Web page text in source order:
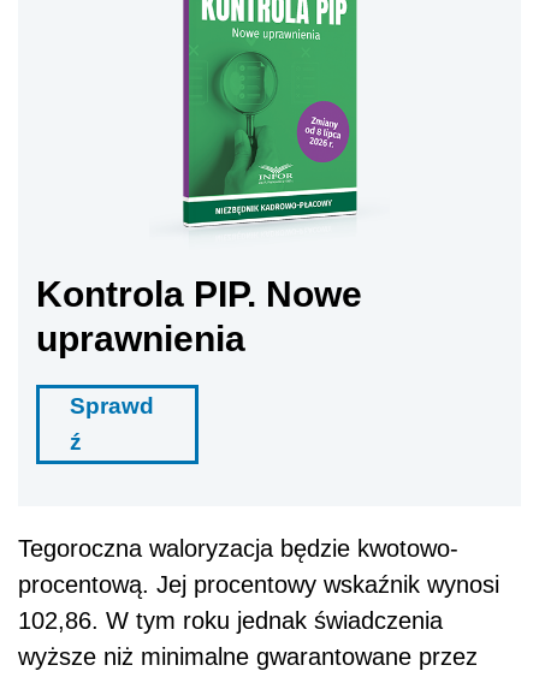
Kontrola PIP. Nowe
uprawnienia
Sprawd
ź
Tegoroczna waloryzacja będzie kwotowo-
procentową. Jej procentowy wskaźnik wynosi
102,86. W tym roku jednak świadczenia
wyższe niż minimalne gwarantowane przez